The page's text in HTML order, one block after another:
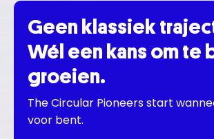
Geen klassiek
Wél een kans om te
groeien.
The Circular Pioneers start
voor bent.